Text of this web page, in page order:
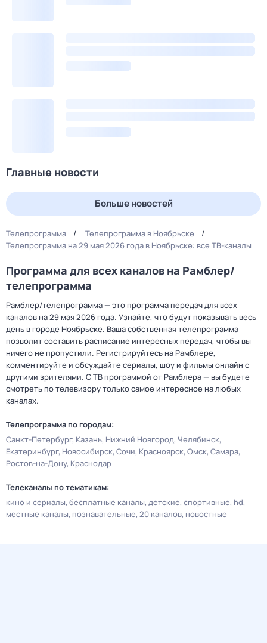
Главные новости
Больше новостей
Телепрограмма
Телепрограмма в Ноябрьске
Телепрограмма на 29 мая 2026 года в Ноябрьске: все ТВ-каналы
Программа для всех каналов на Рамблер/
телепрограмма
Рамблер/телепрограмма — это программа передач для всех
каналов на 29 мая 2026 года. Узнайте, что будут показывать весь
день в городе Ноябрьске. Ваша собственная телепрограмма
позволит составить расписание интересных передач, чтобы вы
ничего не пропустили. Регистрируйтесь на Рамблере,
комментируйте и обсуждайте сериалы, шоу и фильмы онлайн с
другими зрителями. С ТВ программой от Рамблера — вы будете
смотреть по телевизору только самое интересное на любых
каналах.
Телепрограмма по городам:
Санкт-Петербург Казань Нижний Новгород Челябинск
Екатеринбург Новосибирск Сочи Красноярск Омск Самара
Ростов-на-Дону Краснодар
Телеканалы по тематикам:
кино и сериалы бесплатные каналы детские спортивные hd
местные каналы познавательные 20 каналов новостные